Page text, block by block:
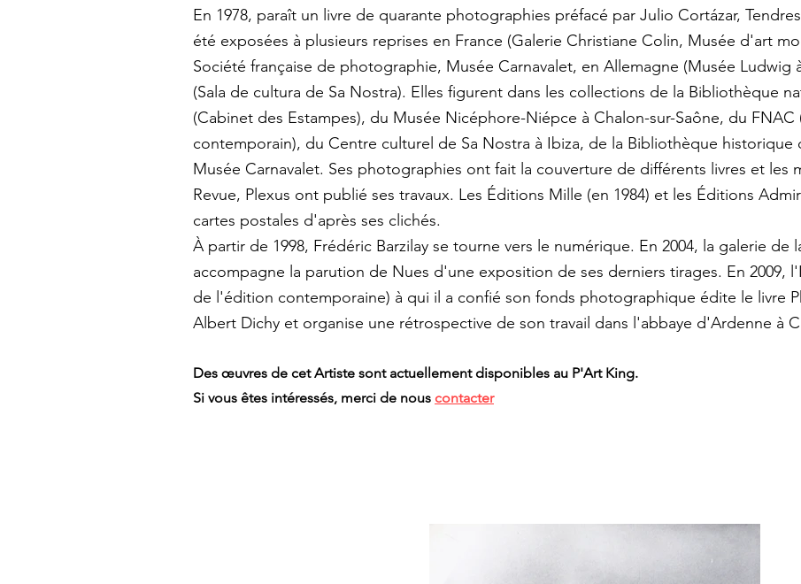
En 1978, paraît un livre de quarante photographies préfacé par Julio Cortázar,
été exposées à plusieurs reprises en France (Galerie Christiane Colin, Musée d'art
Société française de photographie, Musée Carnavalet, en Allemagne (Musée Ludwig
(Sala de cultura de Sa Nostra). Elles figurent dans les collections de la Bibliothèque
(Cabinet des Estampes), du Musée Nicéphore-Niépce à Chalon-sur-Saône, du
contemporain), du Centre culturel de Sa Nostra à Ibiza, de la Bibliothèque historique
Musée Carnavalet. Ses photographies ont fait la couverture de différents livres et les
Revue, Plexus ont publié ses travaux. Les Éditions Mille (en 1984) et les Éditions
cartes postales d'après ses clichés.
À partir de 1998, Frédéric Barzilay se tourne vers le numérique. En 2004, la galerie de
accompagne la parution de Nues d'une exposition de ses derniers tirages. En 2009,
de l'édition contemporaine) à qui il a confié son fonds photographique édite le livre
Albert Dichy et organise une rétrospective de son travail dans l'abbaye d'Ardenne à
Des œuvres de cet Artiste sont actuellement disponibles au P'Art King.
Si vous êtes intéressés, merci de nous contacter